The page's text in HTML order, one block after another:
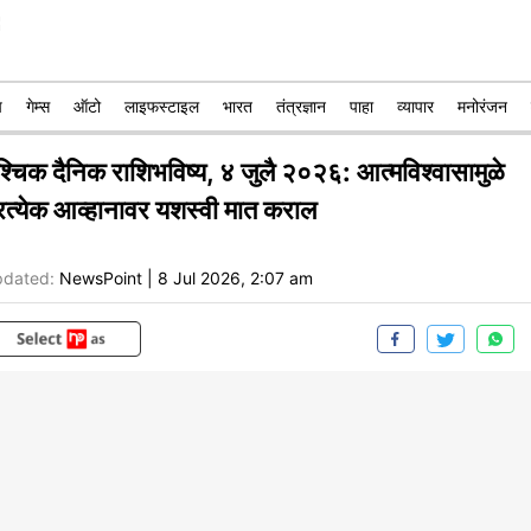
गेम्स ऑटो लाइफस्टाइल भारत तंत्रज्ञान पाहा व्यापार मनोरंजन
दैनिक राशिभविष्य, ४ जुलै २०२६: आत्मविश्वासामुळे
आव्हानावर यशस्वी मात कराल
NewsPoint 8 Jul 2026, 2:07 am